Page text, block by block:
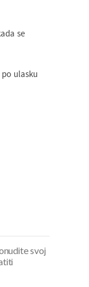
se
ulasku
svoj